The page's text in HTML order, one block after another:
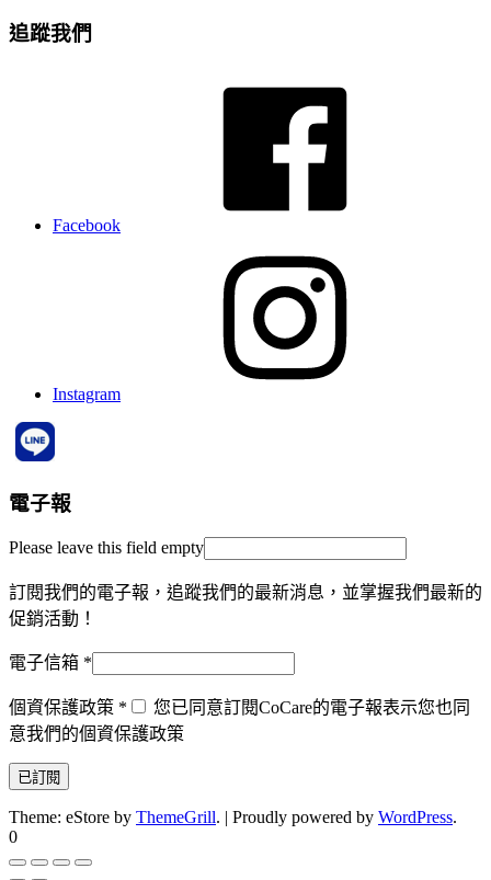
追蹤我們
Facebook
Instagram
電子報
Please leave this field empty
訂閱我們的電子報，追蹤我們的最新消息，並掌握我們最新的
促銷活動！
電子信箱 *
個資保護政策 *
您已同意訂閱CoCare的電子報表示您也同
意我們的個資保護政策
Theme: eStore by ThemeGrill. | Proudly powered by WordPress.
0